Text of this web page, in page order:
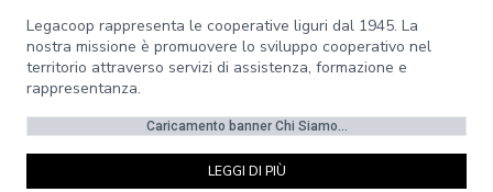
Legacoop rappresenta le cooperative liguri dal 1945. La
nostra missione è promuovere lo sviluppo cooperativo nel
territorio attraverso servizi di assistenza, formazione e
rappresentanza.
Caricamento banner Chi Siamo...
LEGGI DI PIÙ